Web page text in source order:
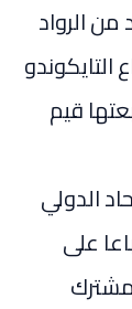
من الرواد
طبعتها قيم
الدولي
على